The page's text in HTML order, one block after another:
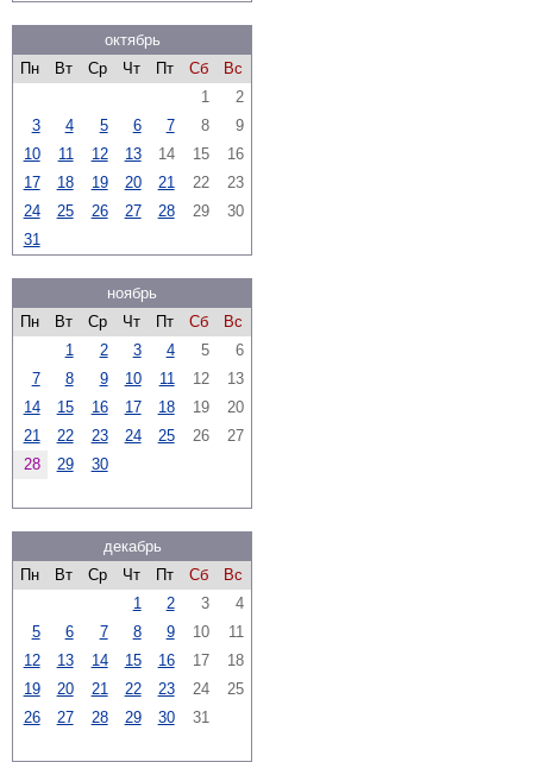
октябрь
Пн
Вт Ср Чт Пт Сб
Вс
1
2
3
4 5 6 7 8
9
10
11 12 13 14 15
16
17
18 19 20 21 22
23
24
25 26 27 28 29
30
31
ноябрь
Пн
Вт Ср Чт Пт Сб
Вс
1
2 3 4 5
6
7
8 9 10 11 12
13
14
15 16 17 18 19
20
21
22 23 24 25 26
27
28
29 30
декабрь
Пн
Вт Ср Чт Пт Сб
Вс
1
2 3
4
5
6 7 8 9 10
11
12
13 14 15 16 17
18
19
20 21 22 23 24
25
26
27 28 29 30 31